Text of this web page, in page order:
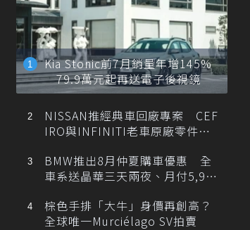
Kia Stonic前7月銷量年增145%
79.9萬元起再送電子後視鏡
NISSAN推經典車回廠專案 CEF
IRO與INFINITI老車原廠零件最
BMW推出8月仲夏購車優惠 全
車系送晶華三天兩夜、月付5,900
棕色手排「大牛」身價再創高？
全球唯一Murciélago SV拍賣